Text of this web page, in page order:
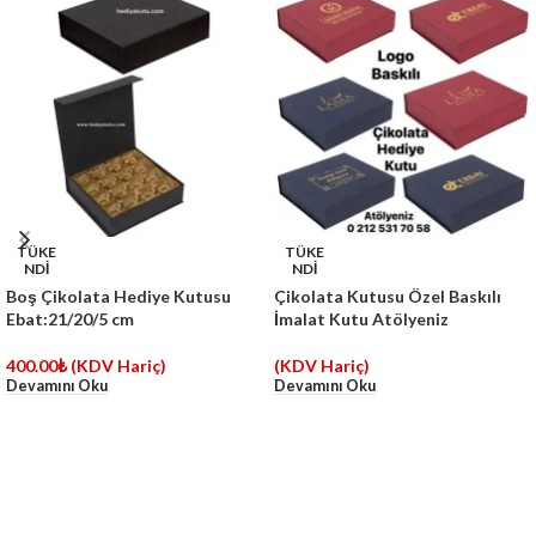
TÜKE
NDİ
Boş Çikolata Hediye Kutusu
Ebat:21/20/5 cm
400.00₺ (KDV Hariç)
Devamını Oku
TÜKE
NDİ
Çikolata Kutusu Özel Baskılı
İmalat Kutu Atölyeniz
(KDV Hariç)
Devamını Oku